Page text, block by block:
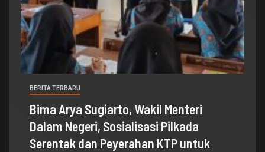
BERITA TERBARU
Bima Arya Sugiarto, Wakil Menteri
Dalam Negeri, Sosialisasi Pilkada
Serentak dan Peyerahan KTP untuk